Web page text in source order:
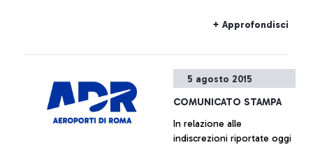
dell’Enac, alla quale erano
Alitalia e Enav.
+ Approfondisci
5 agosto 2015
COMUNICATO STAMPA
In relazione alle
indiscrezioni riportate oggi